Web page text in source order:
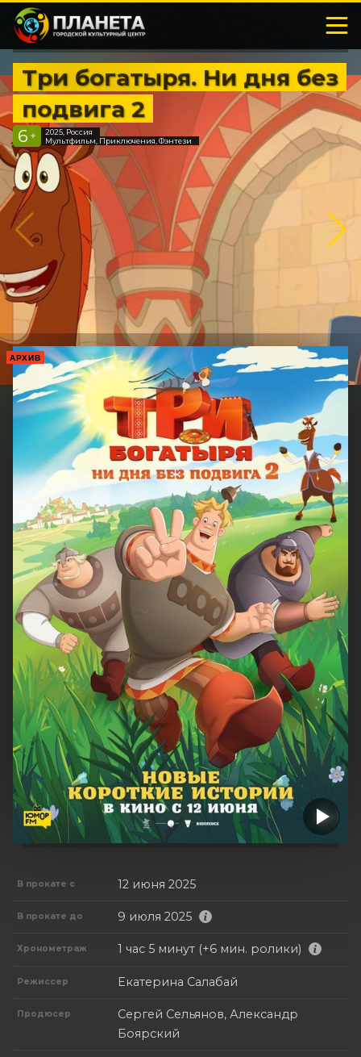
Три богатыря. Ни дня без
подвига 2
6 +
2025, Россия
Мультфильм, Приключения, Фэнтези
АРХИВ
В прокате с 12 июня 2025
В прокате до 9 июля 2025
Хронометраж 1 час 5 минут (+6 мин. ролики)
Режиссер Екатерина Салабай
Продюсер
Сергей Сельянов, Александр
Боярский